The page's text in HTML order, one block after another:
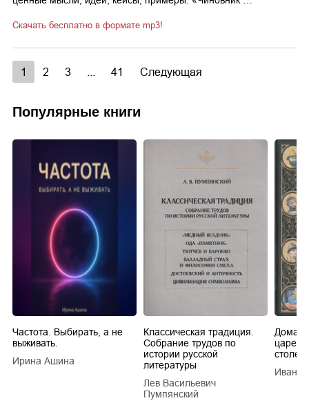
Скачать бесплатно в формате mp3!
1 2 3 41 Следующая
Популярные книги
Частота. Выбирать, а не
выживать.
Ирина Ашина
Классическая традиция.
Собрание трудов по
истории русской
литературы
Лев Васильевич
Пумпянский
царей
Иван